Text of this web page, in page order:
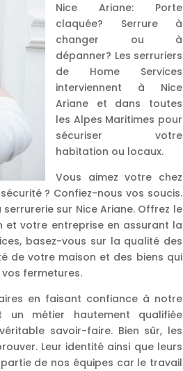
Nice Ariane: Porte
claquée? Serrure à
changer ou à
dépanner? Les serruriers
de Home Services
interviennent à Nice
Ariane et dans toutes
les Alpes Maritimes pour
sécuriser votre
habitation ou locaux.
Vous aimez votre chez
? Confiez-nous vos soucis.
sur Nice Ariane. Offrez le
et votre entreprise en assurant la
basez-vous sur la qualité des
de votre maison et des biens qui
fermetures.
en faisant confiance à notre
un métier hautement qualifiée
savoir-faire. Bien sûr, les
Leur identité ainsi que leurs
de nos équipes car le travail